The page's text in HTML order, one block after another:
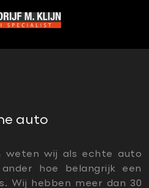
auto
weten wij als echte auto
hoe belangrijk een
Wij hebben meer dan 30